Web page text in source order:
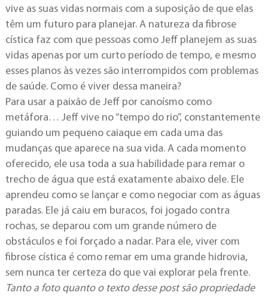
vive as suas vidas normais com a suposição de que elas
têm um futuro para planejar. A natureza da fibrose
cística faz com que pessoas como Jeff planejem as suas
vidas apenas por um curto período de tempo, e mesmo
esses planos às vezes são interrompidos com problemas
de saúde. Como é viver dessa maneira?
Para usar a paixão de Jeff por canoísmo como
metáfora… Jeff vive no “tempo do rio”, constantemente
guiando um pequeno caiaque em cada uma das
mudanças que aparece na sua vida. A cada momento
oferecido, ele usa toda a sua habilidade para remar o
trecho de água que está exatamente abaixo dele. Ele
aprendeu como se lançar e como negociar com as águas
paradas. Ele já caiu em buracos, foi jogado contra
rochas, se deparou com um grande número de
obstáculos e foi forçado a nadar. Para ele, viver com
fibrose cística é como remar em uma grande hidrovia,
sem nunca ter certeza do que vai explorar pela frente.
Tanto a foto quanto o texto desse post são propriedade